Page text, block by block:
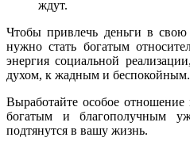
ждут.
Чтобы привлечь деньги в
нужно стать богатым
энергия социальной
духом, к жадным и беспокойным.
Выработайте особое отношение
богатым и благополучным
подтянутся в вашу жизнь.